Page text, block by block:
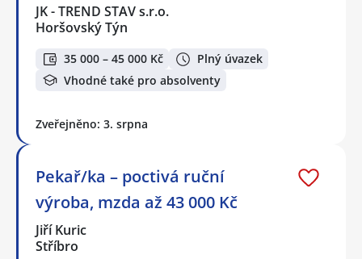
JK - TREND STAV s.r.o.
Horšovský Týn
35 000 – 45 000 Kč
Plný úvazek
Vhodné také pro absolventy
Zveřejněno: 3. srpna
Pekař/ka – poctivá ruční
výroba, mzda až 43 000 Kč
Jiří Kuric
Stříbro